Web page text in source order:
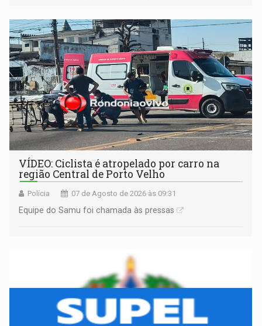
apreendido quando já estava dentro da sede da entidade
— em pleno ano eleitoral em Rondônia
VÍDEO: Ciclista é atropelado por carro na
região Central de Porto Velho
Polícia 07 de Agosto de 2026 às 09:31
Equipe do Samu foi chamada às pressas